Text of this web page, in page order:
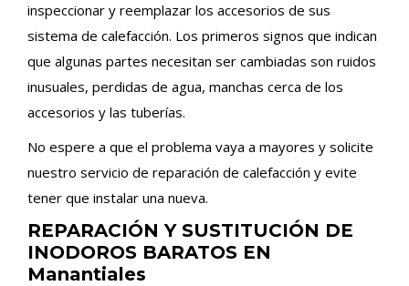
inspeccionar y reemplazar los accesorios de sus
sistema de calefacción. Los primeros signos que indican
que algunas partes necesitan ser cambiadas son ruidos
inusuales, perdidas de agua, manchas cerca de los
accesorios y las tuberías.
No espere a que el problema vaya a mayores y solicite
nuestro servicio de reparación de calefacción y evite
tener que instalar una nueva.
REPARACIÓN Y SUSTITUCIÓN DE
INODOROS BARATOS EN
Manantiales